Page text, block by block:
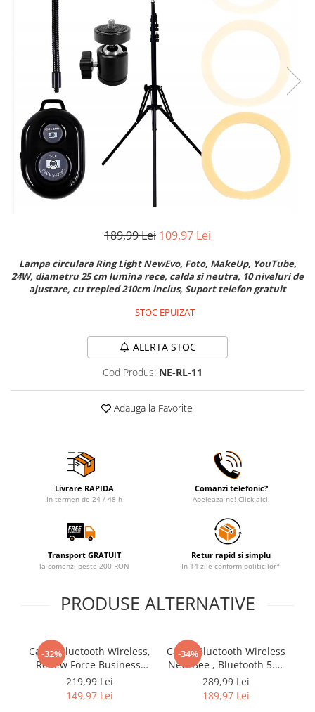
Pistoale de lipit
Termometre bucatarie
Tigai si Seturi
Unelte si aparate de masura
Uscatoare Rufe
Veioze si Lampi
Vopsele si Pigmenti
Perii de par electrice
Uscatoare de par
189,99 Lei 109,97 Lei
Lampa circulara Ring Light NewEvo, Foto, MakeUp, YouTube,
24W, diametru 25 cm lumina rece, calda si neutra, 10 niveluri de
ajustare, cu trepied 210cm inclus, Suport telefon gratuit
STOC EPUIZAT
ALERTA STOC
Cod Produs: NE-RL-11
Adauga la Favorite
Livrare RAPIDA
In termen de 24 / 48 h
Comanzi telefonic?
Apeleaza-ne! Click aici.
Transport GRATUIT
la comenzi peste 200 RON
Retur rapid si simplu
In 14 zile conform politicilor*
PRODUSE ALTERNATIVE
-32%
Casca Bluetooth Wireless,
Renew Force Business,
Tip Handsfree, Bluetooth
5.1, Design Ergonomic,
autonomie 240h, timp de
219,99 Lei
149,97 Lei
-34%
Casca Bluetooth Wireless
New Bee , Bluetooth 5.1,
Anulare zgomot, Cu
carcasa de incarcare,
Sunet HD, Multipoint,
289,99 Lei
189,97 Lei